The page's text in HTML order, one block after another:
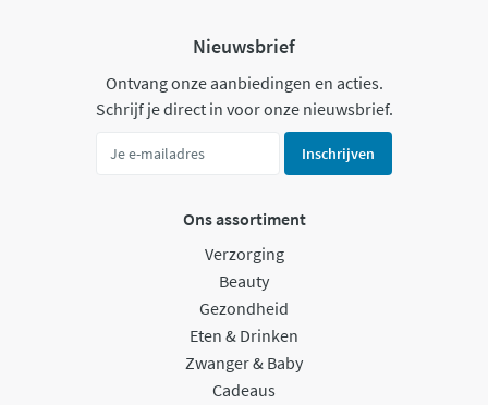
Nieuwsbrief
Ontvang onze aanbiedingen en acties.
Schrijf je direct in voor onze nieuwsbrief.
Inschrijven
Ons assortiment
Verzorging
Beauty
Gezondheid
Eten & Drinken
Zwanger & Baby
Cadeaus